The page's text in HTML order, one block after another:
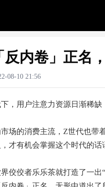
反内卷」正名
08-10 21:56
，用户注意力资源日渐稀缺
场的消费主流，Z世代也带
才有机会掌握这个时代的话
佼佼者乐乐茶就打造了一